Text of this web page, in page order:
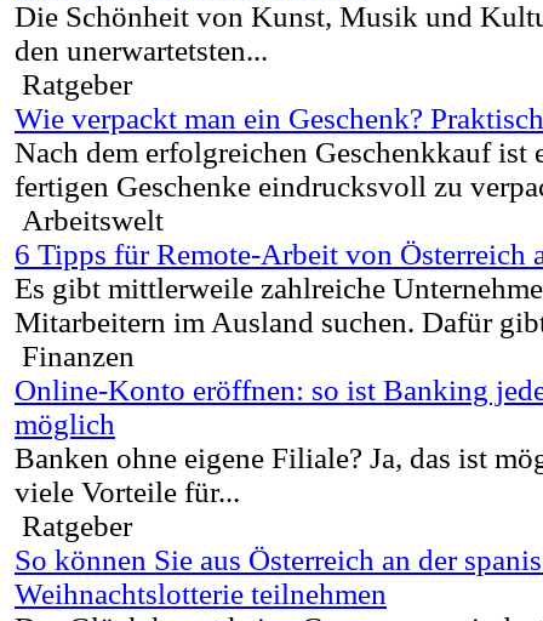
Die Schönheit von Kunst, Musik und
den unerwartetsten...
Ratgeber
Wie verpackt man ein Geschenk?
Nach dem erfolgreichen Geschenkkauf ist
fertigen Geschenke eindrucksvoll zu
Arbeitswelt
6 Tipps für Remote-Arbeit von Österreich
Es gibt mittlerweile zahlreiche
Mitarbeitern im Ausland suchen. Dafür
Finanzen
Online-Konto eröffnen: so ist Banking
möglich
Banken ohne eigene Filiale? Ja, das ist
viele Vorteile für...
Ratgeber
So können Sie aus Österreich an der
Weihnachtslotterie teilnehmen